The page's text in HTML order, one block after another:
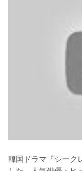
韓国ドラマ『シーク